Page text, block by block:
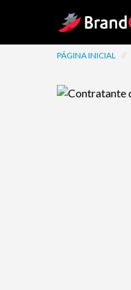
Site Logo
PÁGINA INICIAL //